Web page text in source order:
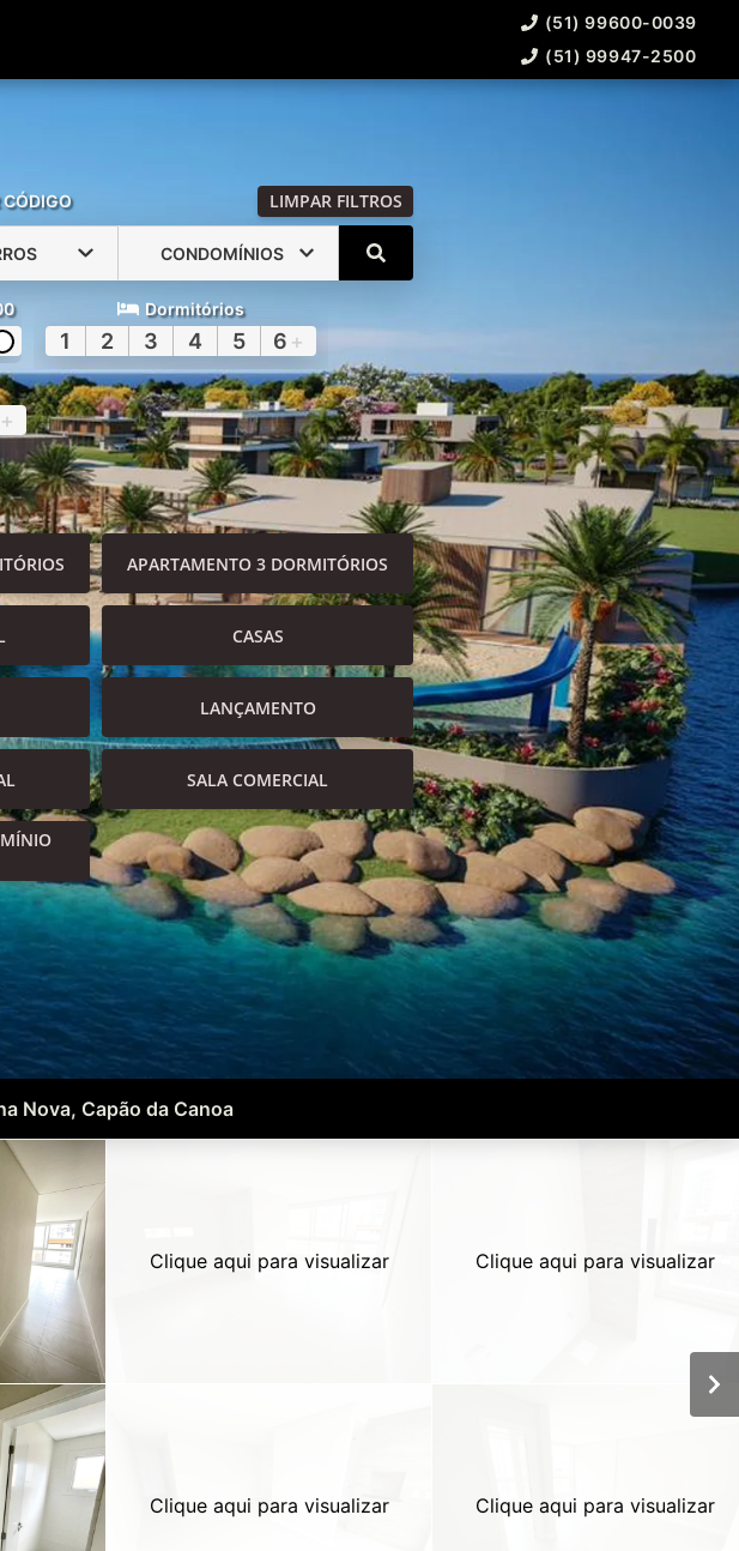
(51) 99600-0039
(51) 99947-2500
CÓDIGO LIMPAR FILTROS
CONDOMÍNIOS
Dormitórios
1 2 3 4 5 6 +
+
APARTAMENTO 3 DORMITÓRIOS
CASAS
LANÇAMENTO
SALA COMERCIAL
Nova, Capão da Canoa
Clique aqui para visualizar
Clique aqui para visualizar
Clique aqui para visualizar
Clique aqui para visualizar